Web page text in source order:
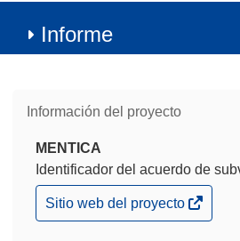
Informe
Información del proyecto
MENTICA
Identificador del acuerdo de
(se
abrirá
Sitio web del proyecto